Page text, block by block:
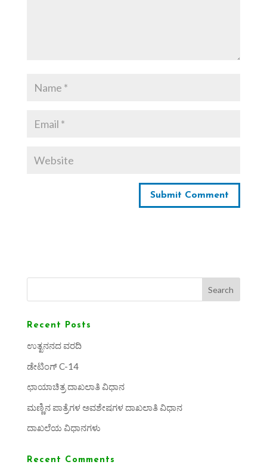
Search
Recent Posts
ಉತ್ಖನನದ ವರದಿ
ಡೇಟಿಂಗ್ C-14
ಛಾಯಾಚಿತ್ರ ದಾಖಲಾತಿ ವಿಧಾನ
ಮಣ್ಣಿನ ಪಾತ್ರೆಗಳ ಅವಶೇಷಗಳ ದಾಖಲಾತಿ ವಿಧಾನ
ದಾಖಲೆಯ ವಿಧಾನಗಳು
Recent Comments